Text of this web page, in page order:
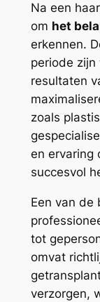
Na een
om het
erkennen.
periode
resultaten
zoals
en ervaring
succesvol
Een van de
tot
omvat
verzorgen,